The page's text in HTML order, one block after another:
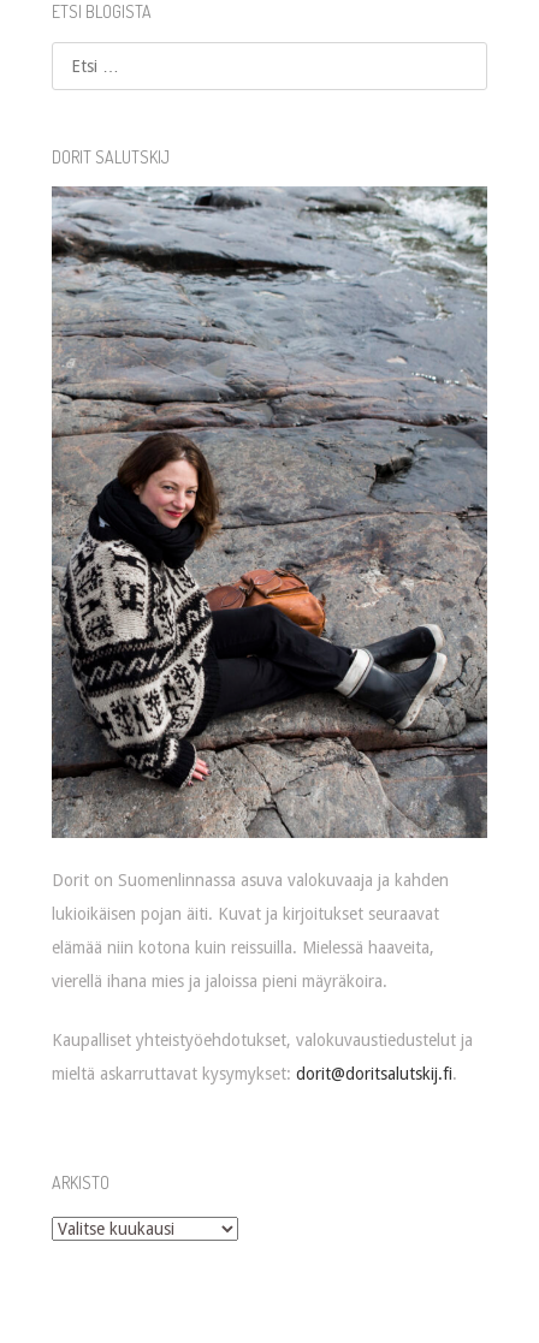
ETSI BLOGISTA
Etsi
DORIT SALUTSKIJ
Dorit on Suomenlinnassa asuva valokuvaaja ja kahden
lukioikäisen pojan äiti. Kuvat ja kirjoitukset seuraavat
elämää niin kotona kuin reissuilla. Mielessä haaveita,
vierellä ihana mies ja jaloissa pieni mäyräkoira.
Kaupalliset yhteistyöehdotukset, valokuvaustiedustelut ja
mieltä askarruttavat kysymykset:dorit@doritsalutskij.fi.
ARKISTO
Arkisto